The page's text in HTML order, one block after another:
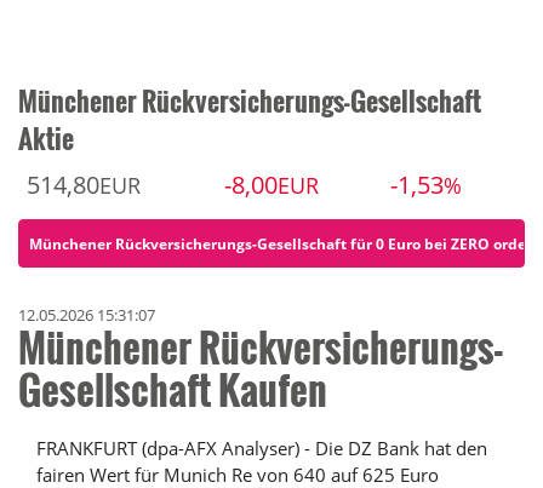
Münchener Rückversicherungs-Gesellschaft
Aktie
514,80EUR -8,00EUR -1,53%
Münchener Rückversicherungs-Gesellschaft für 0 Euro bei ZERO
12.05.2026 15:31:07
Münchener Rückversicherungs-
Gesellschaft Kaufen
FRANKFURT (dpa-AFX Analyser) - Die DZ Bank hat den
fairen Wert für Munich Re von 640 auf 625 Euro